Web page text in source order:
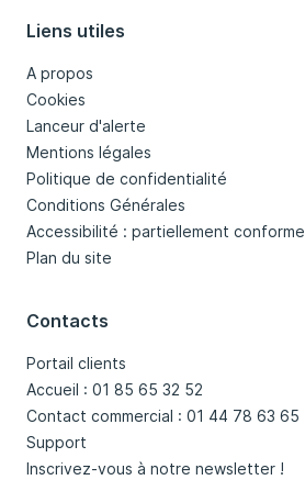
Liens utiles
A propos
Cookies
Lanceur d'alerte
Mentions légales
Politique de confidentialité
Conditions Générales
Accessibilité : partiellement conforme
Plan du site
Contacts
Portail clients
Accueil : 01 85 65 32 52
Contact commercial : 01 44 78 63 65
Support
Inscrivez-vous à notre newsletter !